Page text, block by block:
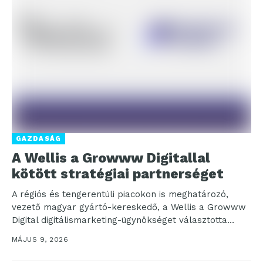
GAZDASÁG
A Wellis a Growww Digitallal
kötött stratégiai partnerséget
A régiós és tengerentúli piacokon is meghatározó,
vezető magyar gyártó-kereskedő, a Wellis a Growww
Digital digitálismarketing-ügynökséget választotta
stratégiai növekedési partnerének. Az együttműködés
MÁJUS 9, 2026